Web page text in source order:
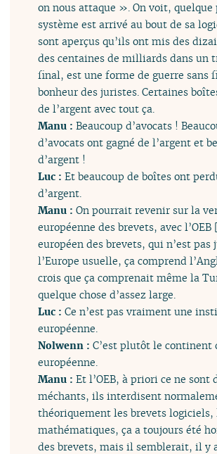
on nous attaque ». On voit, quelque
système est arrivé au bout de sa
sont aperçus qu’ils ont mis des
des centaines de milliards dans un
final, est une forme de guerre sans
bonheur des juristes. Certaines
de l’argent avec tout ça.
Manu :Beaucoup d’avocats !
d’avocats ont gagné de l’argent et
d’argent !
Luc :Et beaucoup de boîtes ont
d’argent.
Manu :On pourrait revenir sur la
européenne des brevets, avec l’OEB
européen des brevets, qui n’est pas
l’Europe usuelle, ça comprend
crois que ça comprenait même la
quelque chose d’assez large.
Luc :Ce n’est pas vraiment une
européenne.
Nolwenn :C’est plutôt le continent
européenne.
Manu :Et l’OEB, à priori ce ne sont
méchants, ils interdisent
théoriquement les brevets logiciels,
mathématiques, ça a toujours été
des brevets, mais il semblerait, il y